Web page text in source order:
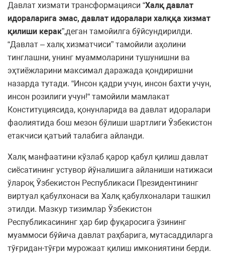
Давлат хизмати трансформацияси “Халқ давлат
идораларига эмас, давлат идоралари халққа хизмат
қилиши керак”,деган тамойилга бўйсундирилди.
“Давлат – халқ хизматчиси” тамойили аҳолини
тинглашни, унинг муаммоларини тушунишни ва
эҳтиёжларини максимал даражада қондиришни
назарда тутади. “Инсон қадри учун, инсон бахти учун,
инсон розилиги учун!“ тамойили мамлакат
Конституциясида, қонунларида ва давлат идоралари
фаолиятида бош мезон бўлиши шартлиги Ўзбекистон
етакчиси қатъий талабига айланди.
Халқ манфаатини кўзлаб қарор қабул қилиш давлат
сиёсатининг устувор йўналишига айланиши натижаси
ўлароқ Ўзбекистон Республикаси Президентининг
виртуал қабулхонаси ва Халқ қабулхоналари ташкил
этилди. Мазкур тизимлар Ўзбекистон
Республикасининг ҳар бир фуқаросига ўзининг
муаммоси бўйича давлат раҳбарига, мутасаддиларга
тўғридан-тўғри мурожаат қилиш имкониятини берди.